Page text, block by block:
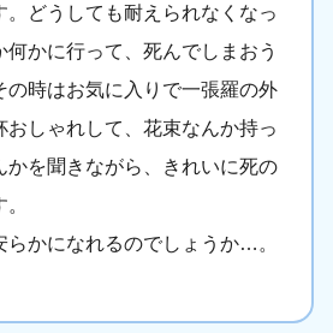
。どうしても耐えられなくなっ
何かに行って、死んでしまおう
の時はお気に入りで一張羅の外
おしゃれして、花束なんか持っ
かを聞きながら、きれいに死の
らかになれるのでしょうか…。